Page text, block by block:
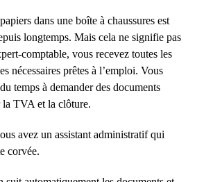
dans une boîte à chaussures est
longtemps. Mais cela ne signifie pas
comptable, vous recevez toutes les
nécessaires prêtes à l’emploi. Vous
temps à demander des documents
la TVA et la clôture.
avez un assistant administratif qui
corvée.